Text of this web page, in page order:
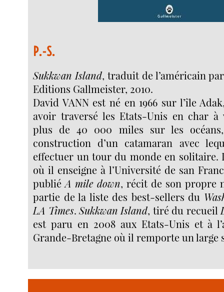
P.-S.
Sukkwan Island, traduit de l’américain
Editions Gallmeister, 2010.
David VANN est né en 1966 sur l’île
avoir traversé les Etats-Unis en char
plus de 40 000 miles sur les
construction d’un catamaran avec
effectuer un tour du monde en
où il enseigne à l’Université de san
publiéA mile down, récit de son propre
partie de la liste des best-sellers du
LA Times.Sukkwan Island, tiré du recueil
est paru en 2008 aux Etats-Unis et à
Grande-Bretagne où il remporte un large